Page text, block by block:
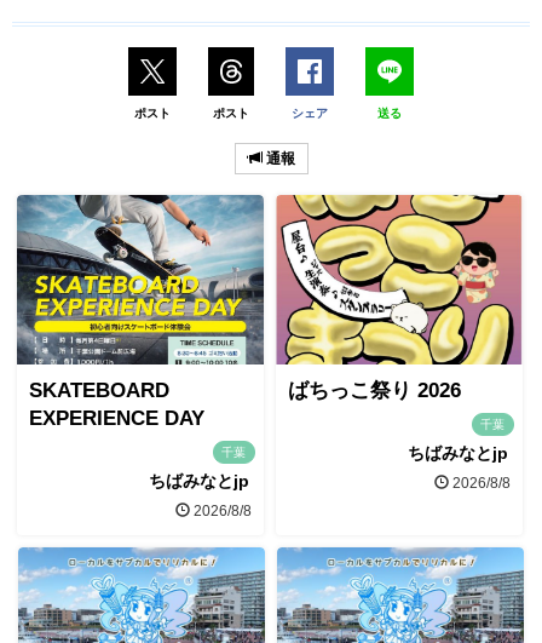
ポスト ポスト シェア 送る
通報
SKATEBOARD
EXPERIENCE DAY
千葉
ちばみなとjp
2026/8/8
ばちっこ祭り 2026
千葉
ちばみなとjp
2026/8/8